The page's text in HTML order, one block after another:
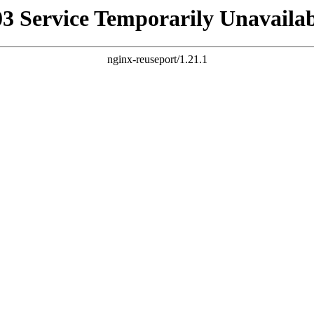
Service Temporarily
nginx-reuseport/1.21.1